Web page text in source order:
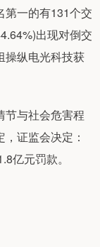
第一的有131个交
出现对倒交
操纵电光科技获
与社会危害程
证监会决定：
亿元罚款。